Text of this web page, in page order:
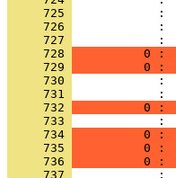
     725
     726
     727
     728
0 :
     729
0 :
     730
     731
     732
0 :
     733
     734
0 :
     735
0 :
     736
0 :
     737